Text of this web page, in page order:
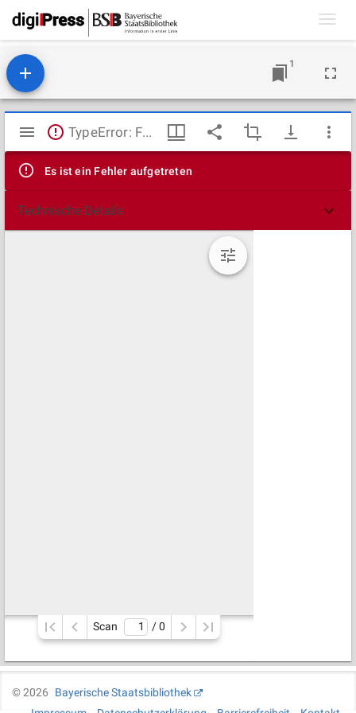
1
Mirador
Viewer
TypeError: Failed to fetch
Es ist ein Fehler aufgetreten
Technische Details
Scan / 0
©2026
Bayerische Staatsbibliothek